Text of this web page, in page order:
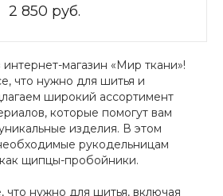
2 850 руб.
магазин «Мир ткани»!
что нужно для шитья и
широкий ассортимент
которые помогут вам
изделия. В этом
рукодельницам
щипцы-пробойники.
что нужно для шитья, включая